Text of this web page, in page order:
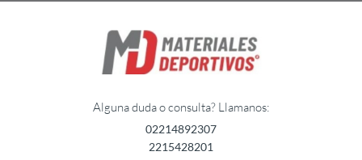
Alguna duda o consulta? Llamanos:
02214892307
2215428201